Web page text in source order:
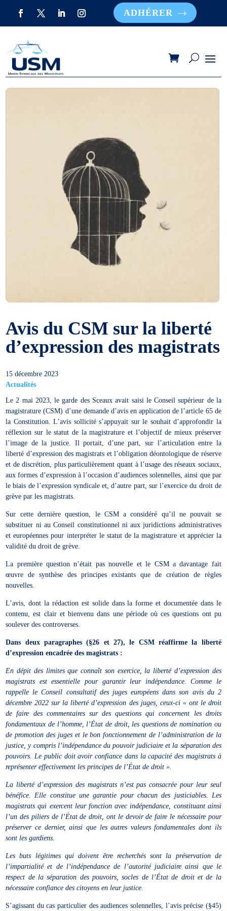
ADHÉRER
Avis du CSM sur la liberté
d’expression des magistrats
15 décembre 2023
Actualités
Le 2 mai 2023, le garde des Sceaux avait saisi le Conseil supérieur de la
magistrature (CSM) d’une demande d’avis en application de l’article 65 de
la Constitution. L’avis sollicité s’appuyait sur le souhait d’approfondir la
réflexion sur le statut de la magistrature et l’objectif de mieux préserver
l’image de la justice. Il portait, d’une part, sur l’articulation entre la
liberté d’expression des magistrats et l’obligation déontologique de réserve
et de discrétion, plus particulièrement quant à l’usage des réseaux sociaux,
aux formes d’expression à l’occasion d’audiences solennelles, ainsi que par
le biais de l’expression syndicale et, d’autre part, sur l’exercice du droit de
grève par les magistrats.
Sur cette dernière question, le CSM a considéré qu’il ne pouvait se
substituer ni au Conseil constitutionnel ni aux juridictions administratives
et européennes pour interpréter le statut de la magistrature et apprécier la
validité du droit de grève.
La première question n’était pas nouvelle et le CSM a davantage fait
œuvre de synthèse des principes existants que de création de règles
nouvelles.
L’avis, dont la rédaction est solide dans la forme et documentée dans le
contenu, est clair et bienvenu dans une période où ces questions ont pu
soulever des controverses.
Dans deux paragraphes (§26 et 27), le CSM réaffirme la liberté
d’expression encadrée des magistrats :
En dépit des limites que connaît son exercice, la liberté d’expression des
magistrats est essentielle pour garantir leur indépendance. Comme le
rappelle le Conseil consultatif des juges européens dans son avis du 2
décembre 2022 sur la liberté d’expression des juges, ceux-ci « ont le droit
de faire des commentaires sur des questions qui concernent les droits
fondamentaux de l’homme, l’État de droit, les questions de nomination ou
de promotion des juges et le bon fonctionnement de l’administration de la
justice, y compris l’indépendance du pouvoir judiciaire et la séparation des
pouvoirs. Le public doit avoir confiance dans la capacité des magistrats à
représenter effectivement les principes de l’État de droit ».
La liberté d’expression des magistrats n’est pas consacrée pour leur seul
bénéfice. Elle constitue une garantie pour chacun des justiciables. Les
magistrats qui exercent leur fonction avec indépendance, constituant ainsi
l’un des piliers de l’État de droit, ont le devoir de faire le nécessaire pour
préserver ce dernier, ainsi que les autres valeurs fondamentales dont ils
sont les gardiens.
Les buts légitimes qui doivent être recherchés sont la préservation de
l’impartialité et de l’indépendance de l’autorité judiciaire ainsi que le
respect de la séparation des pouvoirs, socles de l’État de droit et de la
nécessaire confiance des citoyens en leur justice.
S’agissant du cas particulier des audiences solennelles, l’avis précise (§45)